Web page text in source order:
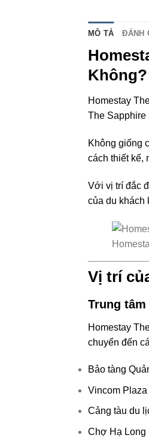
MÔ TẢ ĐÁNH
Không?
Homestay
The
Không giống
cách thiết kế,
Với vị trí đắc
của du khách
Vị trí
Trung
Homestay
chuyển đến
Bảo tàng
Vincom Plaza
Cảng tàu du
Chợ Hạ Long